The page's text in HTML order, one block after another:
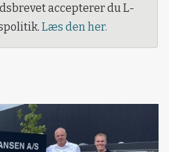
accepterer du L-
Læs den her.